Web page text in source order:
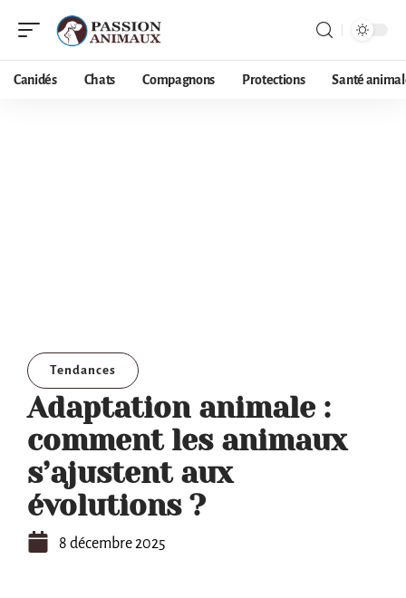
Canidés Chats Compagnons Protections Santé
Tendances
Adaptation animale :
comment les animaux
s’ajustent aux
évolutions ?
8 décembre 2025